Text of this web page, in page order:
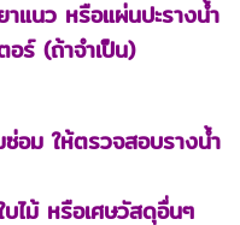
แนว หรือแผ่นปะรางน้ำ
ร์ (ถ้าจำเป็น)
อม ให้ตรวจสอบรางน้ำ
ไม้ หรือเศษวัสดุอื่นๆ